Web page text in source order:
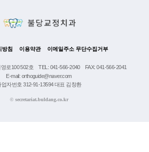
방침 이용약관 이메일주소 무단수집거부
로100 502호 TEL: 041-566-2040
FAX: 041-566-2041
E-mail: orthoguide@naver.com
업자번호 312-91-13594 대표 김창환
© secretariat.buldang.co.kr